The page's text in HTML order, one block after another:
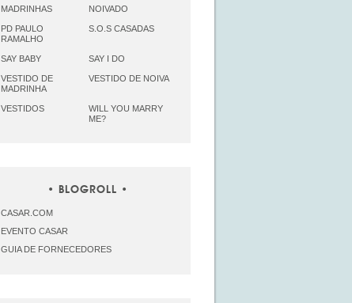
MADRINHAS NOIVADO
PD PAULO
RAMALHO
S.O.S CASADAS
SAY BABY SAY I DO
VESTIDO DE
MADRINHA
VESTIDO DE NOIVA
VESTIDOS
WILL YOU MARRY
ME?
BLOGROLL
CASAR.COM
EVENTO CASAR
GUIA DE FORNECEDORES